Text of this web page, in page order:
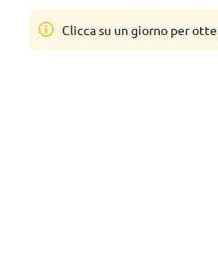
Clicca su un giorno per